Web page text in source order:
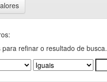
para refinar o resultado de busca.